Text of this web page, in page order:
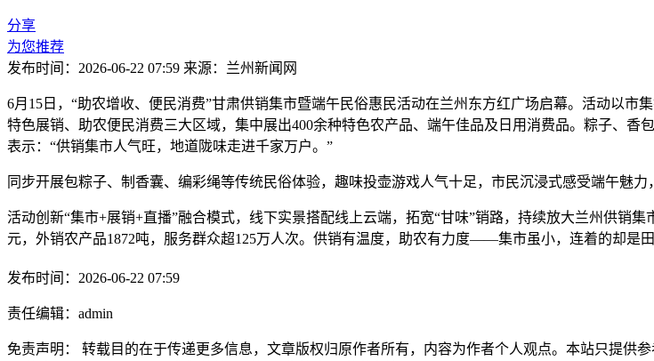
分享
为您推荐
发布时间：2026-06-22 07:59 来源：兰州新闻网
6月15日，“助农增收、便民消费”甘肃供销集市暨端午民俗惠民活动在兰州东方红广场启幕。活动以
特色展销、助农便民消费三大区域，集中展出400余种特色农产品、端午佳品及日用消费品。粽子、
表示：“供销集市人气旺，地道陇味走进千家万户。”
同步开展包粽子、制香囊、编彩绳等传统民俗体验，趣味投壶游戏人气十足，市民沉浸式感受端午魅力
活动创新“集市+展销+直播”融合模式，线下实景搭配线上云端，拓宽“甘味”销路，持续放大兰州供销
元，外销农产品1872吨，服务群众超125万人次。供销有温度，助农有力度——集市虽小，连着的却是
发布时间：2026-06-22 07:59
责任编辑：admin
免责声明： 转载目的在于传递更多信息，文章版权归原作者所有，内容为作者个人观点。本站只提供